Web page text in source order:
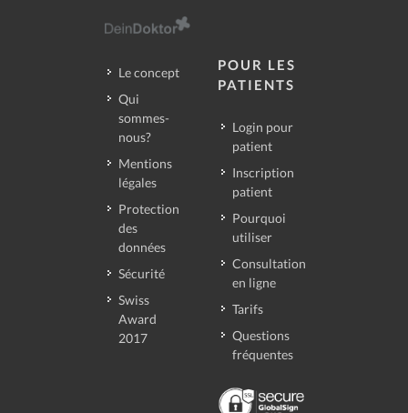
Le concept
Qui
sommes-
nous?
Mentions
légales
Protection
des
données
Sécurité
Swiss
Award
2017
POUR LES
PATIENTS
Login pour
patient
Inscription
patient
Pourquoi
utiliser
Consultation
en ligne
Tarifs
Questions
fréquentes